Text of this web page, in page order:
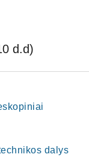
d.d)
dalys